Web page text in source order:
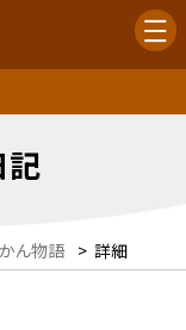
ん物語 > 詳細